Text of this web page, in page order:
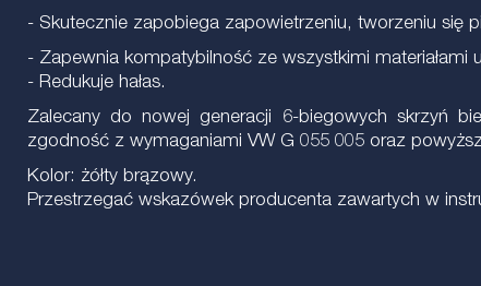
- Skutecznie zapobiega zapowietrzeniu, tworzeniu się
- Zapewnia kompatybilność ze wszystkimi
- Redukuje hałas.
Zalecany do nowej generacji 6-biegowych skrzyń
zgodność z wymaganiami VW G 055 005 oraz
Kolor: żółty brązowy.
Przestrzegać wskazówek producenta zawartych w